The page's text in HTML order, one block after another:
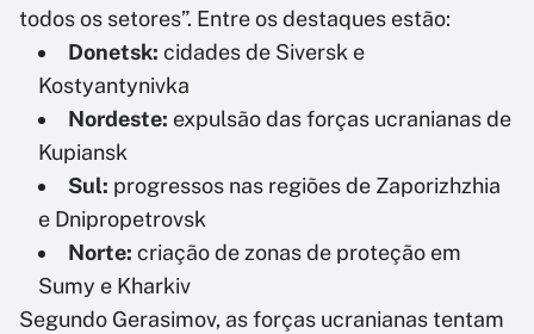
todos os setores”. Entre os destaques estão:
Donetsk: cidades de Siversk e
Kostyantynivka
Nordeste: expulsão das forças ucranianas de
Kupiansk
Sul: progressos nas regiões de Zaporizhzhia
e Dnipropetrovsk
Norte: criação de zonas de proteção em
Sumy e Kharkiv
Segundo Gerasimov, as forças ucranianas tentam